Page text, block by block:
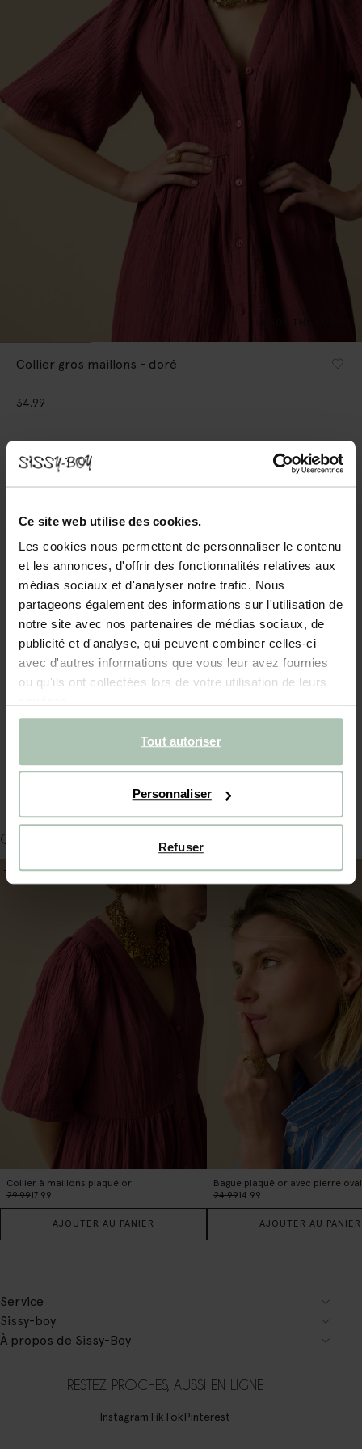
Ce site web utilise des cookies.
Les cookies nous permettent de personnaliser le contenu
et les annonces, d'offrir des fonctionnalités relatives aux
médias sociaux et d'analyser notre trafic. Nous
partageons également des informations sur l'utilisation de
notre site avec nos partenaires de médias sociaux, de
publicité et d'analyse, qui peuvent combiner celles-ci
avec d'autres informations que vous leur avez fournies
ou qu'ils ont collectées lors de votre utilisation de leurs
Tout autoriser
Personnaliser
Refuser
Collier gros maillons - doré
34.99
Livraison dans: 3–5 jours ouvrés
Délai de rétractation de 14 jours
AVIS (2)
Ajoutez un accessoire branché à votre tenue avec le collier
gros maillons doré de Sissy-Boy ! Le collier est en acier et
LIVRAISON & RETOURS
COMPLÉTER LE LOOK
Collier à maillons plaqué or
29.9917.99
-40%
AJOUTER AU PANIER
Bague plaqué or avec pierre
24.9914.99
-40%
AJOUTER AU PANIER
Service
Sissy-boy
À propos de Sissy-Boy
RESTEZ PROCHES, AUSSI EN LIGNE
InstagramTikTokPinterest